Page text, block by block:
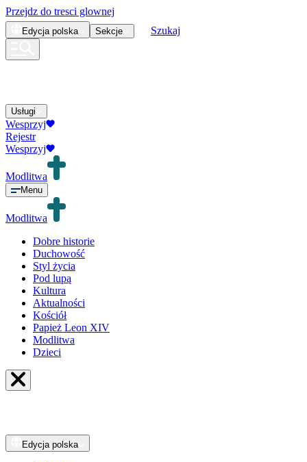
Przejdz do tresci glownej
Edycja polska Sekcje Szukaj
Usługi
Wesprzyj
Rejestr
Wesprzyj
Modlitwa
Menu
Modlitwa
Dobre historie
Duchowość
Styl życia
Pod lupą
Kultura
Aktualności
Kościół
Papież Leon XIV
Modlitwa
Dzieci
Edycja polska